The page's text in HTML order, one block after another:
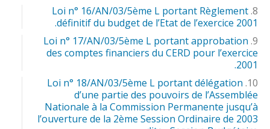
Loi n° 16/AN/03/5ème L portant Règlement
définitif du budget de l’Etat de l’exercice 2001.
Loi n° 17/AN/03/5ème L portant approbation
des comptes financiers du CERD pour l’exercice
2001.
Loi n° 18/AN/03/5ème L portant délégation
d’une partie des pouvoirs de l’Assemblée
Nationale à la Commission Permanente jusqu’à
l’ouverture de la 2ème Session Ordinaire de 2003